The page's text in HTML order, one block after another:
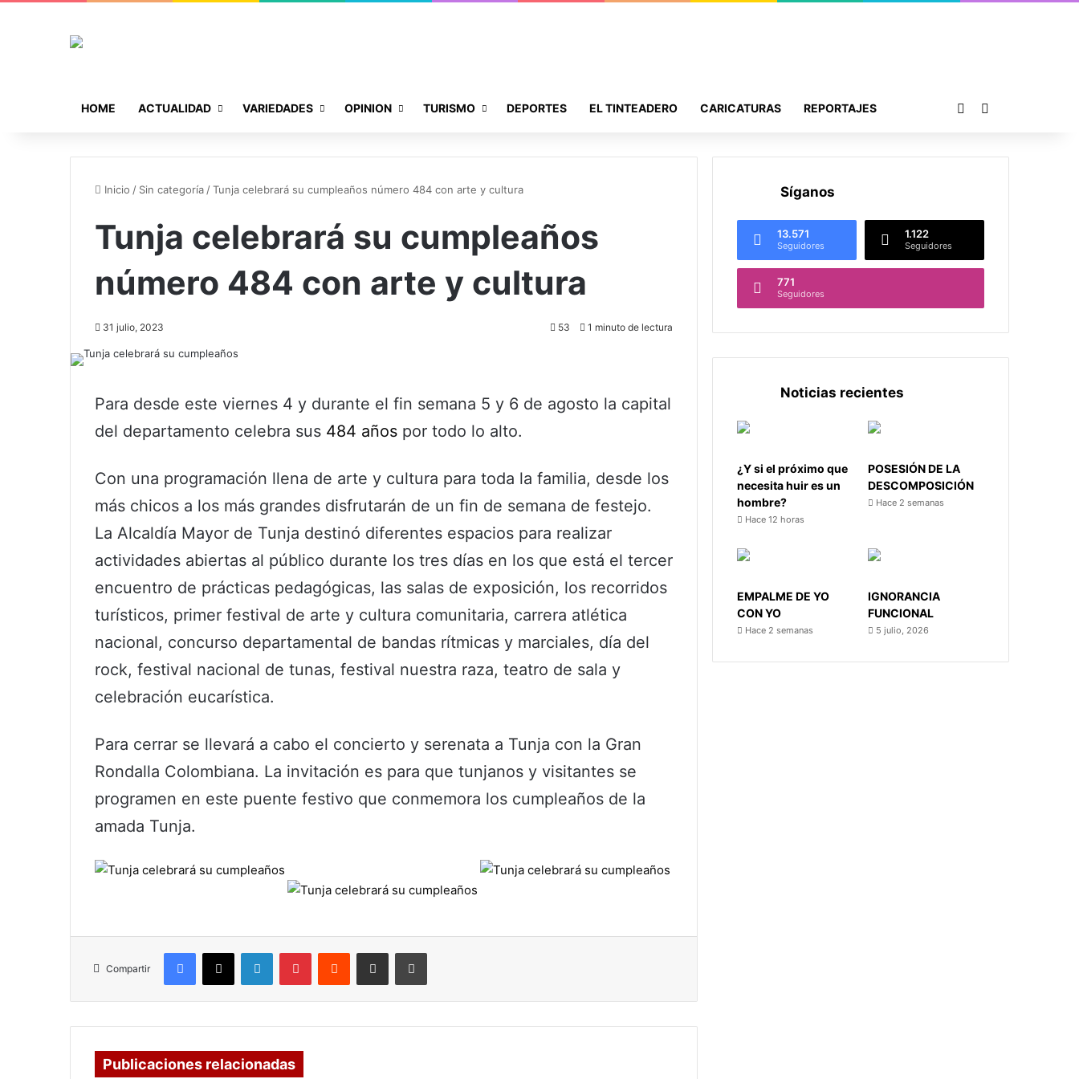
HOME ACTUALIDAD VARIEDADES OPINION TURISMO DEPORTES EL TINTEADERO CARICATURAS REPORTAJES Publicación al azar
Inicio / Sin categoría /Tunja celebrará su cumpleaños número 484 con arte y cultura
Tunja celebrará su cumpleaños
número 484 con arte y cultura
31 julio, 2023 53 1 minuto de lectura
Para desde este viernes 4 y durante el fin semana 5 y 6 de agosto la capital
del departamento celebra sus 484 años por todo lo alto.
Con una programación llena de arte y cultura para toda la familia, desde los
más chicos a los más grandes disfrutarán de un fin de semana de festejo.
La Alcaldía Mayor de Tunja destinó diferentes espacios para realizar
actividades abiertas al público durante los tres días en los que está el tercer
encuentro de prácticas pedagógicas, las salas de exposición, los recorridos
turísticos, primer festival de arte y cultura comunitaria, carrera atlética
nacional, concurso departamental de bandas rítmicas y marciales, día del
rock, festival nacional de tunas, festival nuestra raza, teatro de sala y
celebración eucarística.
Para cerrar se llevará a cabo el concierto y serenata a Tunja con la Gran
Rondalla Colombiana. La invitación es para que tunjanos y visitantes se
programen en este puente festivo que conmemora los cumpleaños de la
amada Tunja.
Compartir
Facebook
X LinkedInPinterestReddit Compartir por correo electrónicoImprimir
Publicaciones relacionadas
Síganos
13.571
Seguidores
1.122
Seguidores
771
Seguidores
Noticias recientes
¿Y si el próximo que
necesita huir es un
hombre?
Hace 12 horas
POSESIÓN DE LA
DESCOMPOSICIÓN
Hace 2 semanas
EMPALME DE YO
CON YO
Hace 2 semanas
IGNORANCIA
FUNCIONAL
5 julio, 2026